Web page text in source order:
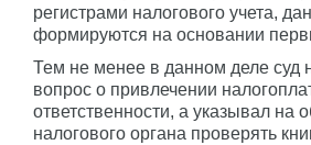
регистрами налогового учета,
формируются на основании
Тем не менее в данном деле суд
вопрос о привлечении
ответственности, а указывал на
налогового органа проверять